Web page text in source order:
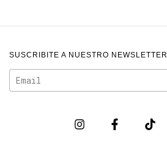
SUSCRIBITE A NUESTRO NEWSLETTER